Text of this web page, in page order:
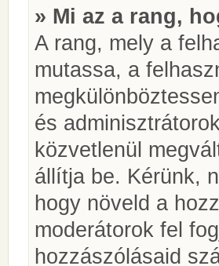
» Mi az a rang,
A rang, mely a
mutassa, a
és
közvetlenül
állítja be. Kérünk,
hogy növeld a
moderátorok fel
hozzászólásaid